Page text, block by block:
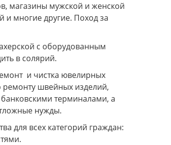
магазины мужской и женской
и многие другие. Поход за
с оборудованным
в солярий.
и чистка ювелирных
ремонту швейных изделий,
терминалами, а
нужды.
для всех категорий граждан: